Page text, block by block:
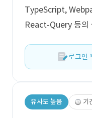
TypeScript,
React-Query 등의
로그인
유사도 높음 기